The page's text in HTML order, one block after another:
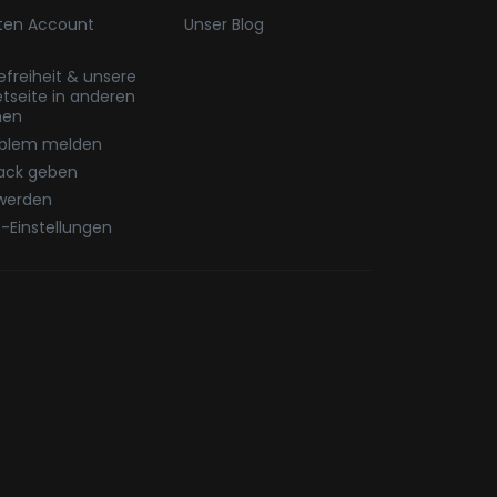
Account
& unsere
in anderen
melden
geben
Einstellungen
Unser Blog